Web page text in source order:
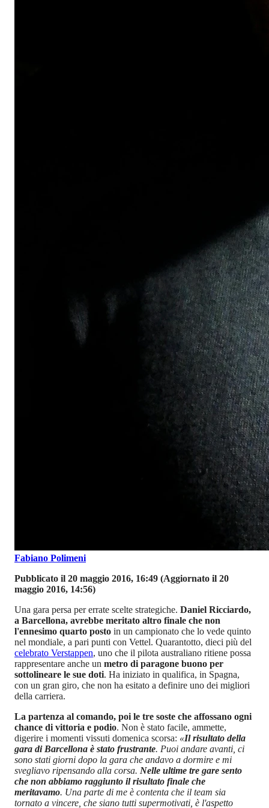
Fabiano Polimeni
Pubblicato il 20 maggio 2016, 16:49 (Aggiornato il 20
maggio 2016, 14:56)
Una gara persa per errate scelte strategiche. Daniel Ricciardo,
a Barcellona, avrebbe meritato altro finale che non
l'ennesimo quarto posto in un campionato che lo vede quinto
nel mondiale, a pari punti con Vettel. Quarantotto, dieci più del
celebrato Verstappen, uno che il pilota australiano ritiene possa
rappresentare anche un metro di paragone buono per
sottolineare le sue doti. Ha iniziato in qualifica, in Spagna,
con un gran giro, che non ha esitato a definire uno dei migliori
della carriera.
La partenza al comando, poi le tre soste che affossano ogni
chance di vittoria e podio. Non è stato facile, ammette,
digerire i momenti vissuti domenica scorsa: «Il risultato della
gara di Barcellona è stato frustrante. Puoi andare avanti, ci
sono stati giorni dopo la gara che andavo a dormire e mi
svegliavo ripensando alla corsa. Nelle ultime tre gare sento
che non abbiamo raggiunto il risultato finale che
meritavamo. Una parte di me è contenta che il team sia
tornato a vincere, che siano tutti supermotivati, è l'aspetto